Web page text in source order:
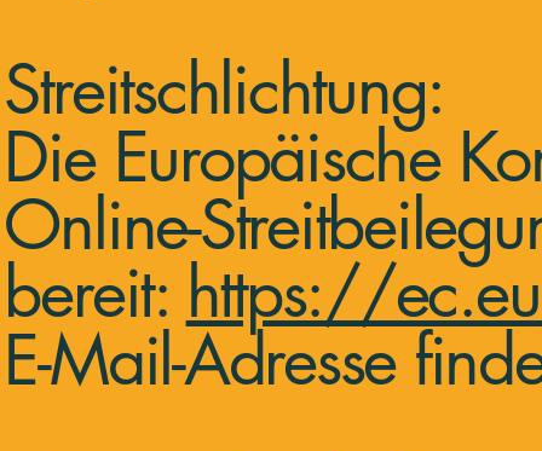
Streitschlichtung:
Die Europäische
Online-
bereit: https://
E-Mail-Adresse